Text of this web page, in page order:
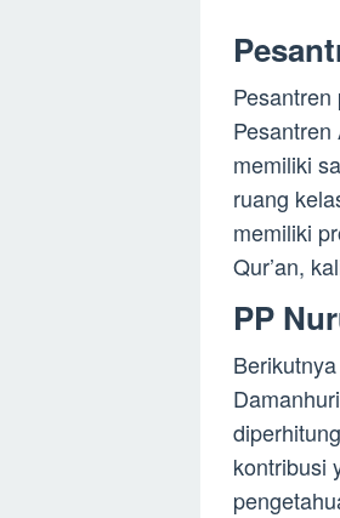
memiliki
ruang
memiliki
Qur’an,
PP
kontribusi